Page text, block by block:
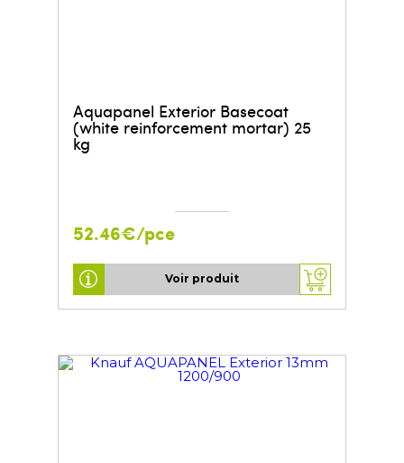
Aquapanel Exterior Basecoat
(white reinforcement mortar) 25
kg
52.46€/pce
Voir produit